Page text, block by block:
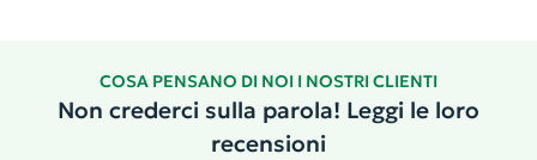
COSA PENSANO DI NOI I NOSTRI CLIENTI
Non crederci sulla parola! Leggi le loro
recensioni